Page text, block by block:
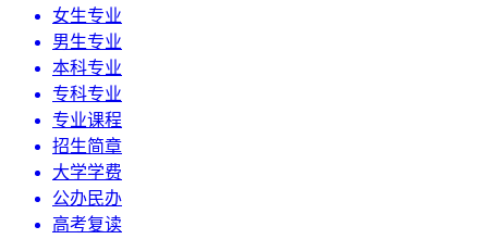
女生专业
男生专业
本科专业
专科专业
专业课程
招生简章
大学学费
公办民办
高考复读